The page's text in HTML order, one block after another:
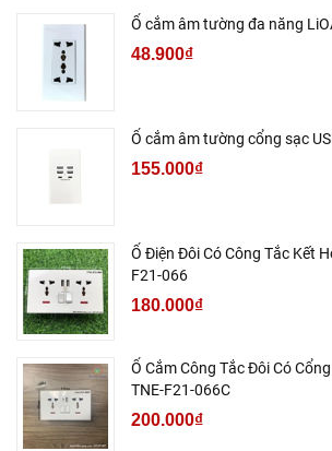
Ổ cắm âm tường đa năng
48.900₫
Ổ cắm âm tường cổng sạc
155.000₫
Ổ Điện Đôi Có Công Tắc Kết
F21-066
180.000₫
Ổ Cắm Công Tắc Đôi Có
TNE-F21-066C
200.000₫